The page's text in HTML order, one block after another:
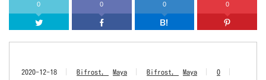
0
Twitter
0
Facebook
0
はてなブッ
0
2020-12-18 Bifrost Maya Bifrost Maya
0